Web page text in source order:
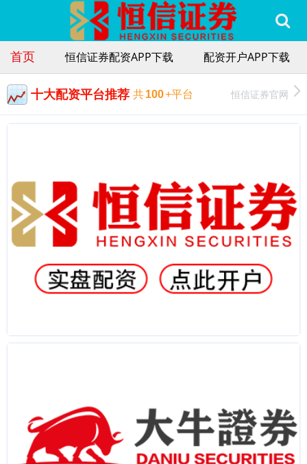
首页 恒信证券配资APP下载 配资开户APP下载
十大配资平台推荐 共100+平台 恒信证券官网